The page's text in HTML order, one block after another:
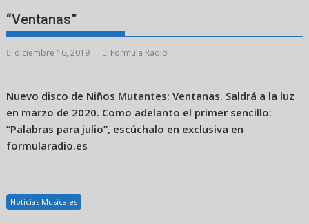
“Ventanas”
diciembre 16, 2019 Formula Radio
Nuevo disco de Niños Mutantes: Ventanas. Saldrá a la luz
en marzo de 2020. Como adelanto el primer sencillo:
”Palabras para julio”, escúchalo en exclusiva en
formularadio.es
Noticias Musicales